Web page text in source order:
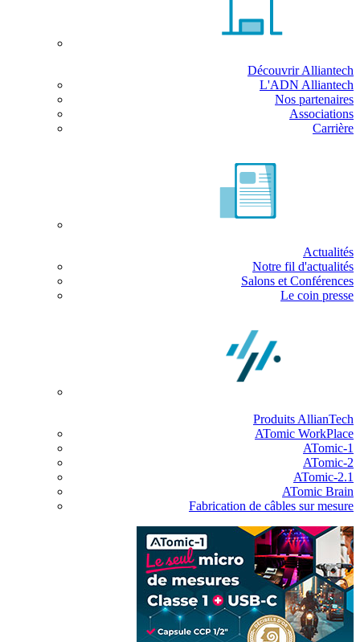
Découvrir Alliantech
L'ADN Alliantech
Nos partenaires
Associations
Carrière
Actualités
Notre fil d'actualités
Salons et Conférences
Le coin presse
Produits AllianTech
ATomic WorkPlace
ATomic-1
ATomic-2
ATomic-2.1
ATomic Brain
Fabrication de câbles sur mesure